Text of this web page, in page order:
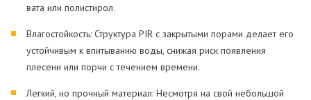
вата или полистирол.
Влагостойкость: Структура PIR с закрытыми порами делает его
устойчивым к впитыванию воды, снижая риск появления
плесени или порчи с течением времени.
Легкий, но прочный материал: Несмотря на свой небольшой